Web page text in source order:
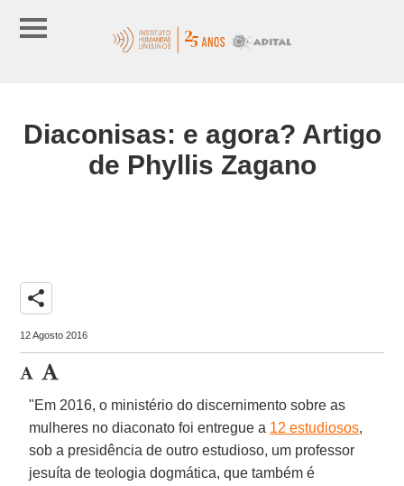
Diaconisas: e agora? Artigo
de Phyllis Zagano
share
12 Agosto 2016
"Em 2016, o ministério do discernimento sobre as
mulheres no diaconato foi entregue a 12 estudiosos,
sob a presidência de outro estudioso, um professor
jesuíta de teologia dogmática, que também é